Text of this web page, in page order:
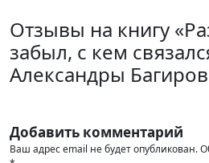
Отзывы на книгу
забыл, с кем
Александры
Добавить комментарий
Ваш адрес email не будет опубликован.